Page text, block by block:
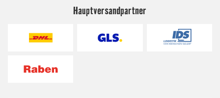
Hauptversandpartner